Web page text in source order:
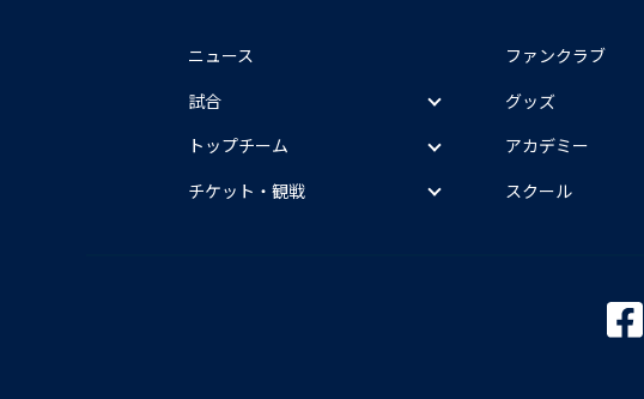
ニュース
試合
トップチーム
チケット・観戦
ファンクラブ
グッズ
アカデミー
スクール